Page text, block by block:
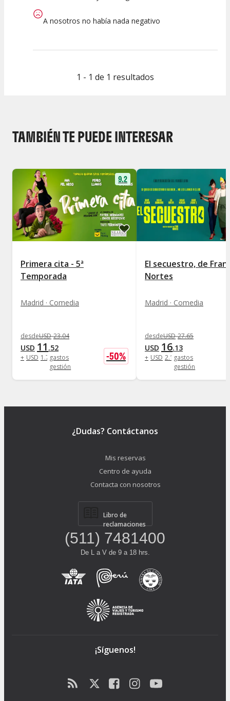
A nosotros no había nada negativo
1 - 1 de 1 resultados
TAMBIÉN TE PUEDE INTERESAR
9.2
Primera cita - 5ª
Temporada
Madrid · Comedia
desdeUSD 23.04
USD 11 .52
+ USD 1 .73gastos
gestión
-50%
El secuestro, de Fran
Nortes
Madrid · Comedia
desdeUSD 27.65
USD 16.13
+ USD 2.19gastos
gestión
¿Dudas? Contáctanos
Mis reservas
Centro de ayuda
Contacta con nosotros
Libro de
reclamaciones
(511) 7481400
De L a V de 9 a 18 hrs.
¡Síguenos!